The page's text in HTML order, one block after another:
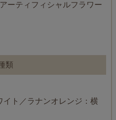
ーティフィシャルフラワー
類
イト／ラナンオレンジ：横